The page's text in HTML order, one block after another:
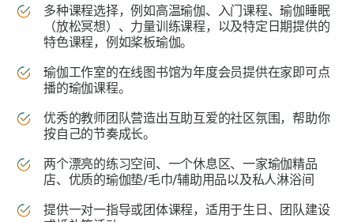
多种课程选择，例如高温瑜伽、入门课程、瑜伽睡眠
（放松冥想）、力量训练课程，以及特定日期提供的
特色课程，例如桨板瑜伽。
瑜伽工作室的在线图书馆为年度会员提供在家即可点
播的瑜伽课程。
优秀的教师团队营造出互助互爱的社区氛围，帮助你
按自己的节奏成长。
两个漂亮的练习空间、一个休息区、一家瑜伽精品
店、优质的瑜伽垫/毛巾/辅助用品以及私人淋浴间
提供一对一指导或团体课程，适用于生日、团队建设